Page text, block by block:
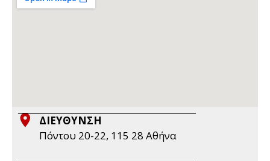
ΔΙΕΥΘΥΝΣΗ
Πόντου 20-22, 115 28 Aθήνα